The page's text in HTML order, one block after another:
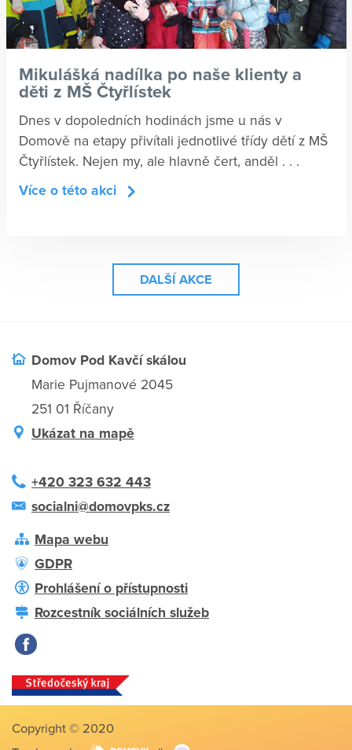
Mikulášká nadílka po naše klienty a
děti z MŠ Čtyřlístek
Dnes v dopoledních hodinách jsme u nás v
Domově na etapy přivítali jednotlivé třídy dětí z MŠ
Čtyřlístek. Nejen my, ale hlavně čert, anděl . . .
Více o této akci
DALŠÍ AKCE
Domov Pod Kavčí skálou
Marie Pujmanové 2045
251 01 Říčany
Ukázat na mapě
+420 323 632 443
socialni@domovpks.cz
Mapa webu
GDPR
Prohlášení o přístupnosti
Rozcestník sociálních služeb
Copyright © 2020